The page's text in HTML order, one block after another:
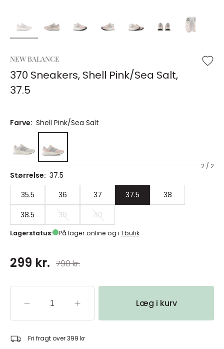
NEW BALANCE
370 Sneakers, Shell Pink/Sea Salt,
37.5
Farve: Shell Pink/Sea Salt
2 / 2
Størrelse: 37.5
35.5
36 37 37.5
38
38.5
39 40
Lagerstatus: På lager online og i 1 butik
299 kr. 790 kr.
Læg i kurv
Fri fragt over 399 kr